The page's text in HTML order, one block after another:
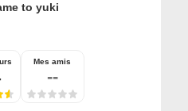
to yuki
Mes amis
--